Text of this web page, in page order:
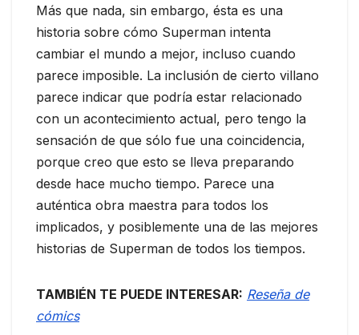
Más que nada, sin embargo, ésta es una
historia sobre cómo Superman intenta
cambiar el mundo a mejor, incluso cuando
parece imposible. La inclusión de cierto villano
parece indicar que podría estar relacionado
con un acontecimiento actual, pero tengo la
sensación de que sólo fue una coincidencia,
porque creo que esto se lleva preparando
desde hace mucho tiempo. Parece una
auténtica obra maestra para todos los
implicados, y posiblemente una de las mejores
historias de Superman de todos los tiempos.
TAMBIÉN TE PUEDE INTERESAR: Reseña de
cómics